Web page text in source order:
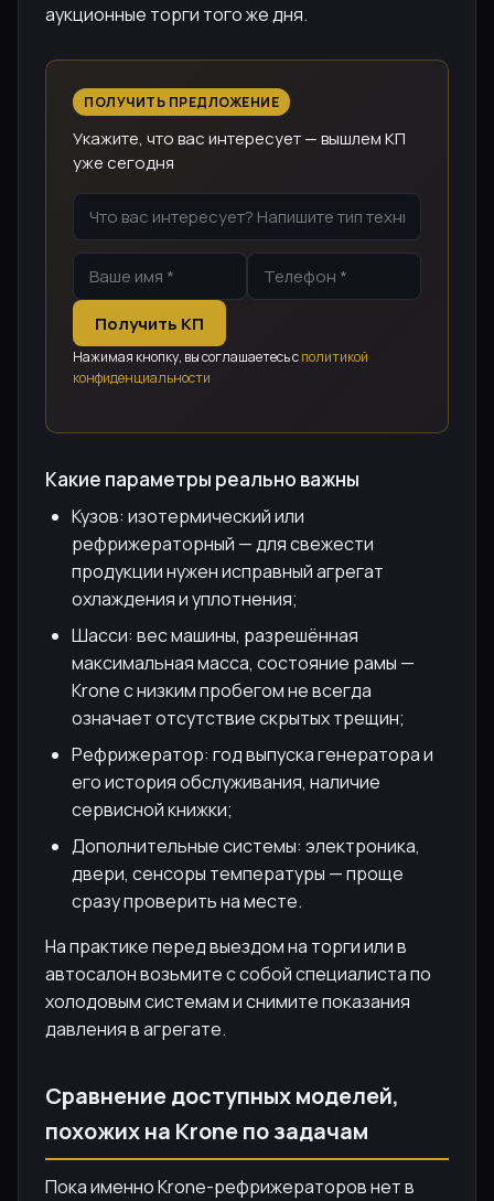
аукционные торги того же дня.
ПОЛУЧИТЬ ПРЕДЛОЖЕНИЕ
Укажите, что вас интересует — вышлем КП
уже сегодня
Получить КП
Нажимая кнопку, вы соглашаетесь сполитикой
конфиденциальности
Какие параметры реально важны
Кузов: изотермический или
рефрижераторный — для свежести
продукции нужен исправный агрегат
охлаждения и уплотнения;
Шасси: вес машины, разрешённая
максимальная масса, состояние рамы —
Krone с низким пробегом не всегда
означает отсутствие скрытых трещин;
Рефрижератор: год выпуска генератора и
его история обслуживания, наличие
сервисной книжки;
Дополнительные системы: электроника,
двери, сенсоры температуры — проще
сразу проверить на месте.
На практике перед выездом на торги или в
автосалон возьмите с собой специалиста по
холодовым системам и снимите показания
давления в агрегате.
Сравнение доступных моделей,
похожих на Krone по задачам
Пока именно Krone-рефрижераторов нет в